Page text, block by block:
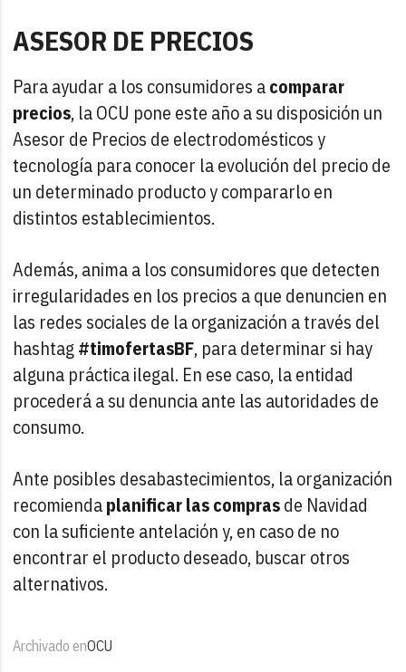
ASESOR DE PRECIOS
Para ayudar a los consumidores acomparar
precios, la OCU pone este año a su disposición un
Asesor de Precios de electrodomésticos y
tecnología para conocer la evolución del precio de
un determinado producto y compararlo en
distintos establecimientos.
Además, anima a los consumidores que detecten
irregularidades en los precios a que denuncien en
las redes sociales de la organización a través del
hashtag#timofertasBF, para determinar si hay
alguna práctica ilegal. En ese caso, la entidad
procederá a su denuncia ante las autoridades de
consumo.
Ante posibles desabastecimientos, la organización
recomiendaplanificar las comprasde Navidad
con la suficiente antelación y, en caso de no
encontrar el producto deseado, buscar otros
alternativos.
Archivado enOCU